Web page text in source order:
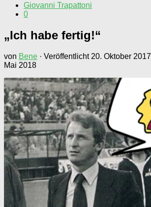
Giovanni Trapattoni
0
„Ich habe fertig!“
von Bene · Veröffentlicht 20. Oktober 2017
Mai 2018